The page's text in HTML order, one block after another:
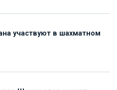
участвуют в шахматном